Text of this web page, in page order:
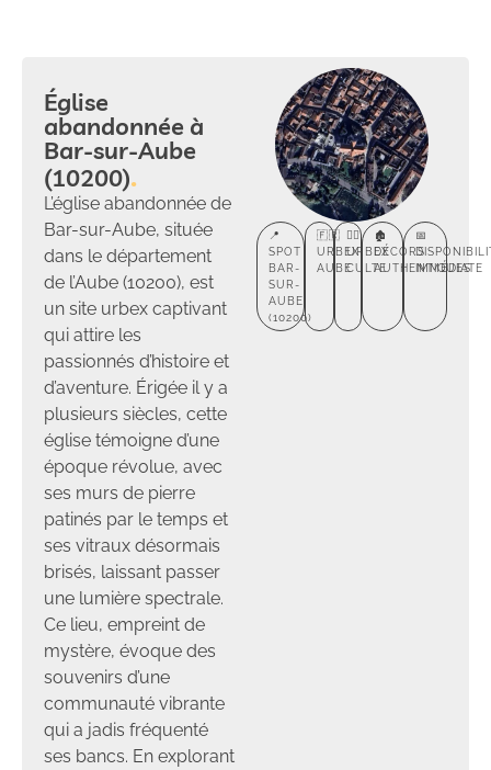
Église
abandonnée à
Bar-sur-Aube
(10200)
L’église abandonnée de
Bar-sur-Aube, située
dans le département
de l’Aube (10200), est
un site urbex captivant
qui attire les
passionnés d’histoire et
d’aventure. Érigée il y a
plusieurs siècles, cette
église témoigne d’une
époque révolue, avec
ses murs de pierre
patinés par le temps et
ses vitraux désormais
brisés, laissant passer
une lumière spectrale.
Ce lieu, empreint de
mystère, évoque des
souvenirs d’une
communauté vibrante
qui a jadis fréquenté
ses bancs. En explorant
📍
SPOT
BAR-
SUR-
AUBE
(10200)
🇫🇷
URBEX
AUBE
🕵️‍♂️
URBEX
CULTE
🏚️
DÉCORS
AUTHENTIQUES
📅
IMMÉDIATE